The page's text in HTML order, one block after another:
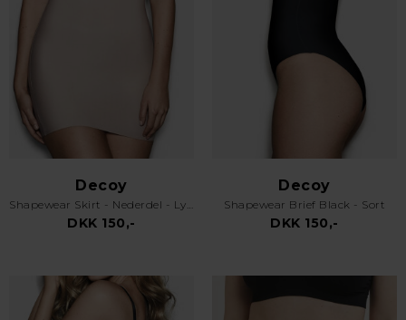
Decoy
Shapewear Skirt - Nederdel - Lys Skin - Nude
DKK 150,-
Decoy
Shapewear Brief Black - Sort
DKK 150,-